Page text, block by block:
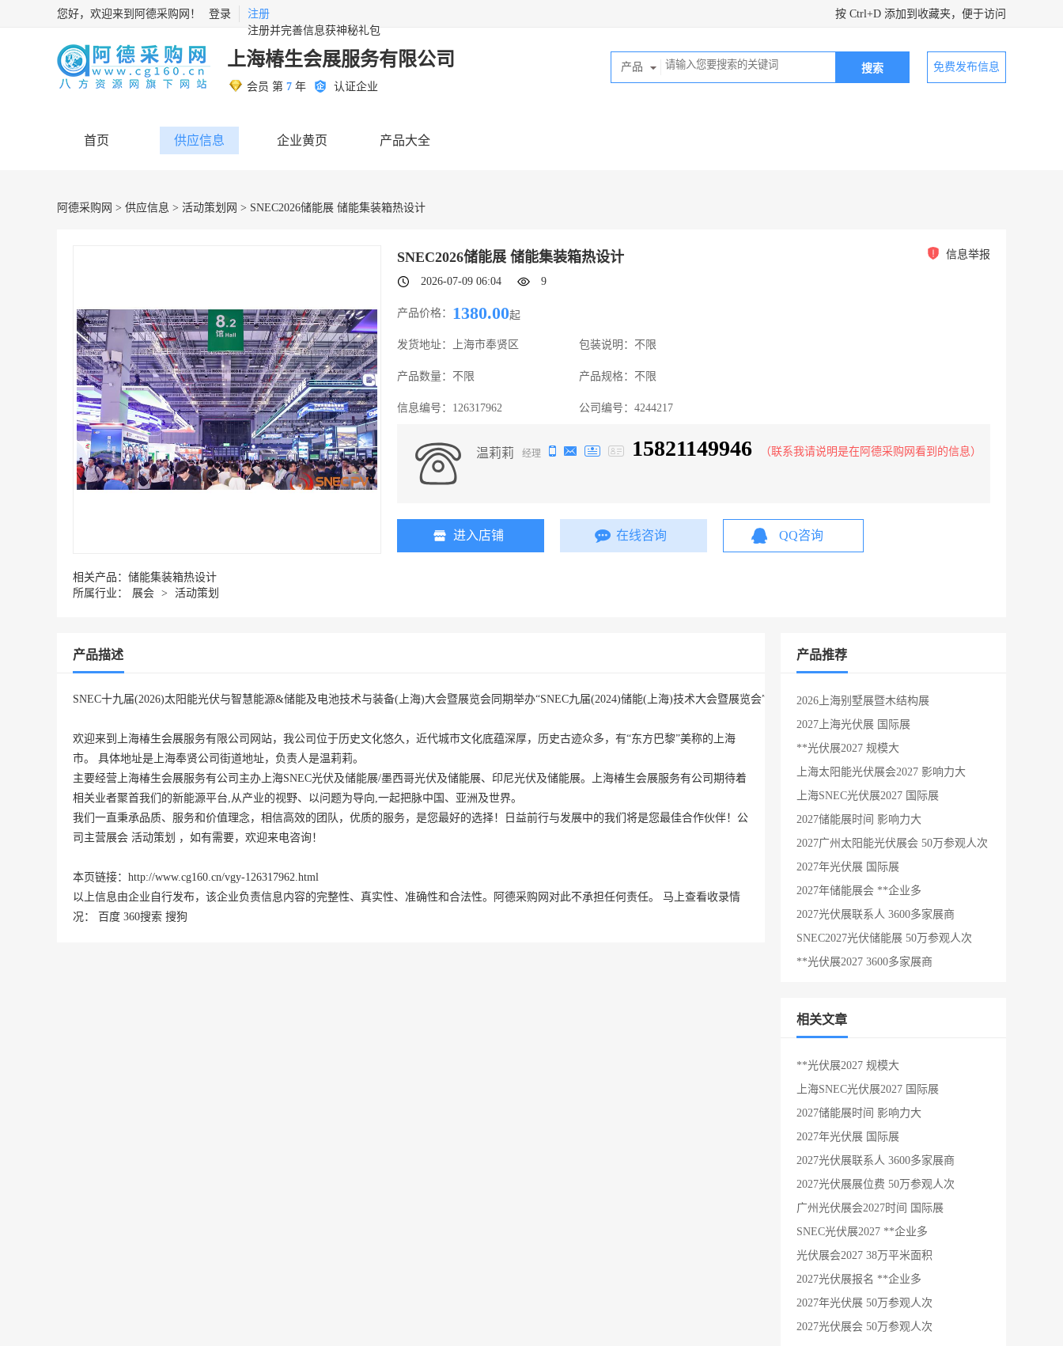
您好，欢迎来到阿德采购网！ 登录
注册
注册并完善信息获神秘礼包
按 Ctrl+D 添加到收藏夹，便于访问
上海椿生会展服务有限公司
会员 第 7 年 认证企业
产品 免费发布信息
首页 供应信息 企业黄页 产品大全
阿德采购网 > 供应信息 > 活动策划网 > SNEC2026储能展 储能集装箱热设计
SNEC2026储能展 储能集装箱热设计
2026-07-09 06:04 9
产品价格： 1380.00起
发货地址： 上海市奉贤区 包装说明： 不限
产品数量： 不限 产品规格： 不限
信息编号： 126317962 公司编号： 4244217
温莉莉 经理 15821149946 （联系我请说明是在阿德采购网看到的信息）
进入店铺 在线咨询 QQ咨询
信息举报
相关产品： 储能集装箱热设计
所属行业：
展会 > 活动策划
产品描述
SNEC十九届(2026)太阳能光伏与智慧能源&储能及电池技术与装备(上海)大会暨展览会同期举办“SNEC九届(2024)储能(上海)技术大会暨展览会”--展览：2026年6月3-5日 会议：2026年6月2-4日 地点：
欢迎来到上海椿生会展服务有限公司网站，我公司位于历史文化悠久，近代城市文化底蕴深厚，历史古迹众多，有“东方巴黎”美称的上海
市。 具体地址是 上海奉贤公司街道地址，负责人是温莉莉。
主要经营上海椿生会展服务有公司主办上海SNEC光伏及储能展/墨西哥光伏及储能展、印尼光伏及储能展。上海椿生会展服务有公司期待着
相关业者聚首我们的新能源平台,从产业的视野、以问题为导向,一起把脉中国、亚洲及世界。
我们一直秉承品质、服务和价值理念，相信高效的团队，优质的服务，是您最好的选择！日益前行与发展中的我们将是您最佳合作伙伴！公
司主营展会 活动策划 ，如有需要，欢迎来电咨询！
本页链接： http://www.cg160.cn/vgy-126317962.html
以上信息由企业自行发布，该企业负责信息内容的完整性、真实性、准确性和合法性。阿德采购网对此不承担任何责任。
马上查看收录情
况：
百度 360搜索 搜狗
产品推荐
2026上海别墅展暨木结构展
2027上海光伏展 国际展
**光伏展2027 规模大
上海太阳能光伏展会2027 影响力大
上海SNEC光伏展2027 国际展
2027储能展时间 影响力大
2027广州太阳能光伏展会 50万参观人次
2027年光伏展 国际展
2027年储能展会 **企业多
2027光伏展联系人 3600多家展商
SNEC2027光伏储能展 50万参观人次
**光伏展2027 3600多家展商
相关文章
**光伏展2027 规模大
上海SNEC光伏展2027 国际展
2027储能展时间 影响力大
2027年光伏展 国际展
2027光伏展联系人 3600多家展商
2027光伏展展位费 50万参观人次
广州光伏展会2027时间 国际展
SNEC光伏展2027 **企业多
光伏展会2027 38万平米面积
2027光伏展报名 **企业多
2027年光伏展 50万参观人次
2027光伏展会 50万参观人次